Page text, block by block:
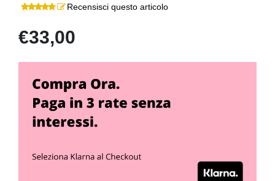
Recensisci questo articolo
€33,00